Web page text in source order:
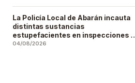
La Policía Local de Abarán incauta
distintas sustancias
estupefacientes en inspecciones a
locales públicos del municipio
04/08/2026